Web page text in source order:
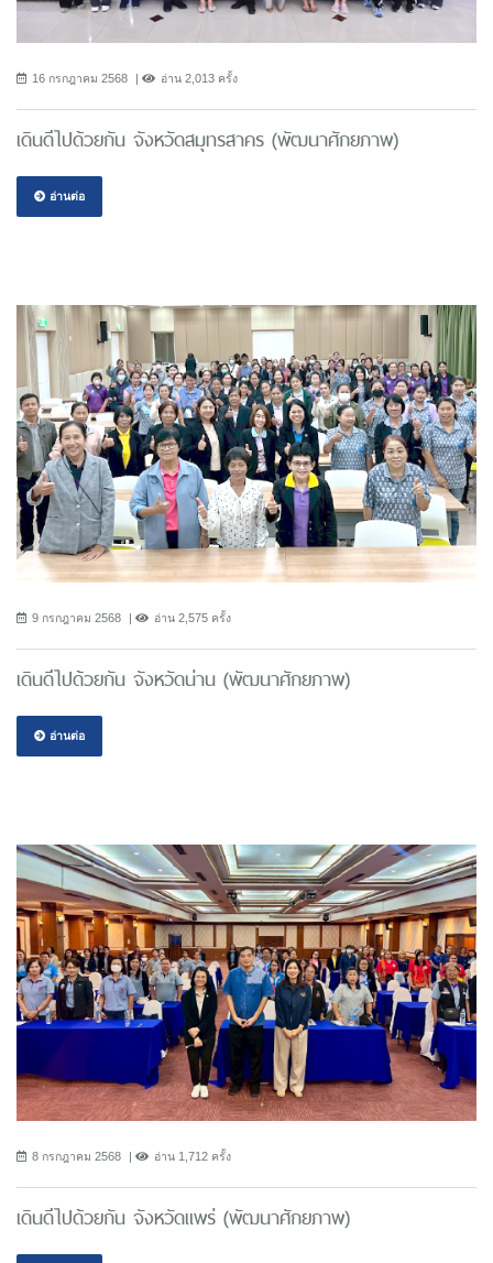
16 กรกฎาคม 2568 อ่าน 2,013 ครั้ง
เดินดีไปด้วยกัน จังหวัดสมุทรสาคร (พัฒนาศักยภาพ)
อ่านต่อ
9 กรกฎาคม 2568 อ่าน 2,575 ครั้ง
เดินดีไปด้วยกัน จังหวัดน่าน (พัฒนาศักยภาพ)
อ่านต่อ
8 กรกฎาคม 2568 อ่าน 1,712 ครั้ง
เดินดีไปด้วยกัน จังหวัดแพร่ (พัฒนาศักยภาพ)